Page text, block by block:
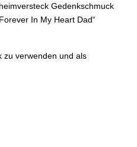
Gedenkschmuck
In My Heart Dad“
zu verwenden und als